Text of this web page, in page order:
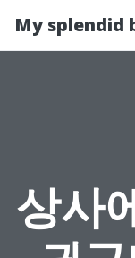
My splendid
상사